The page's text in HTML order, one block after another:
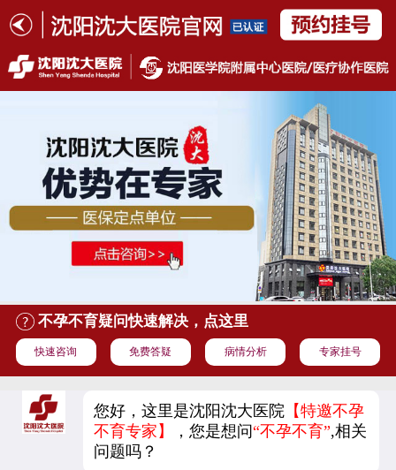
不孕不育疑问快速解决，点这里
快速咨询 免费答疑 病情分析 专家挂号
您好，这里是沈阳沈大医院【特邀不孕
不育专家】
，您是想问“不孕不育”,相关
问题吗？